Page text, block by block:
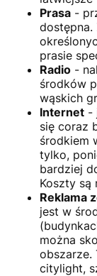
Prasa -
dostępna.
prasie
Radio -
środków
wąskich
Internet -
się coraz
środkiem
tylko,
bardziej
Koszty są
Reklama
jest w
można
obszarze.
citylight,